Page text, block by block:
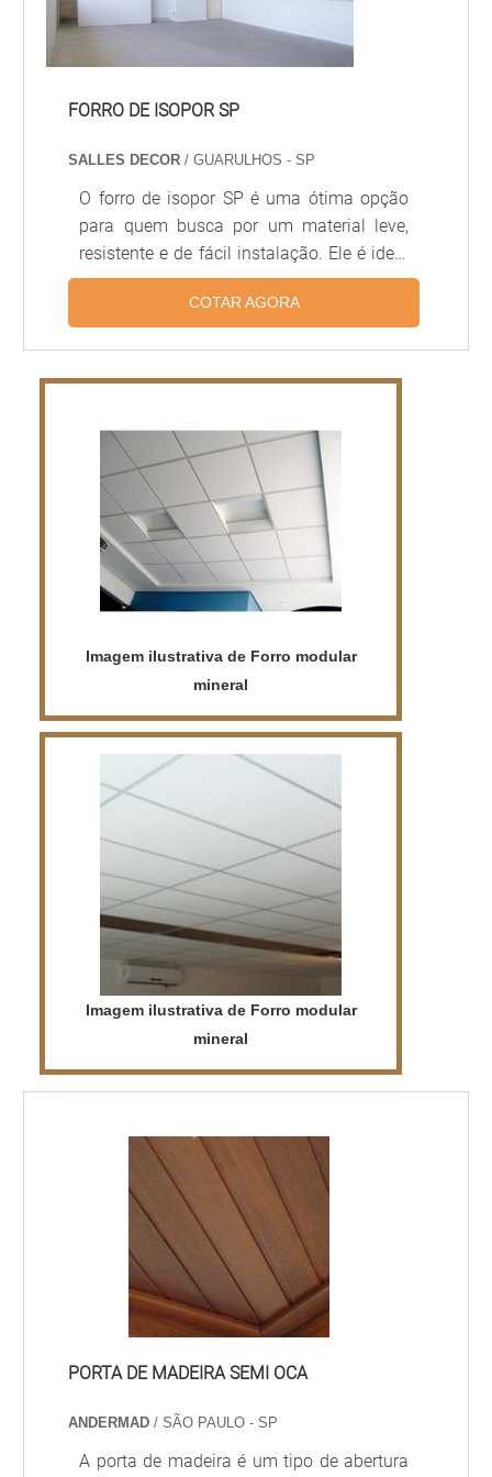
FORRO DE ISOPOR SP
SALLES DECOR/ GUARULHOS - SP
O forro de isopor SP é uma ótima opção
para quem busca por um material leve,
resistente e de fácil instalação. Ele é ideal
para uso em ambientes internos, pois
possui excelente isolamento térmico e
com materiais de alta qualidade, o que
longo do tempo. Além disso, é possível
encontrar diversas opções de cores e
texturas, para que você possa escolher a
que melhor se adapta ao seu projeto.
COTAR AGORA
Imagem ilustrativa de Forro modular
mineral
Imagem ilustrativa de Forro modular
mineral
PORTA DE MADEIRA SEMI OCA
ANDERMAD / SÃO PAULO - SP
A porta de madeira é um tipo de abertura